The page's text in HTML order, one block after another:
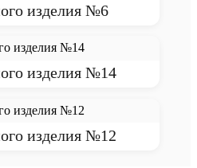
изделия №6
изделия №14
изделия №12